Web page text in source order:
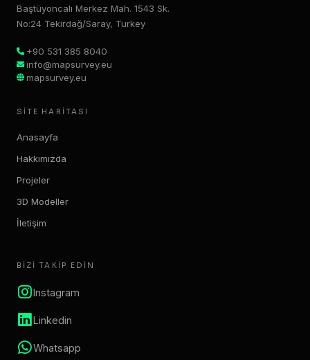
Baştüyoncalı Merkez Mah. 1543 Sk.
No:24 Tekirdağ/Saray, Turkey
+90 531 385 8040
info@mapsurvey.eu
mapsurvey.eu
SITE HARITASI
Anasayfa
Hakkımızda
Projeler
3D Modeller
İletişim
BIZI TAKIP EDIN
Instagram
Linkedin
Whatsapp